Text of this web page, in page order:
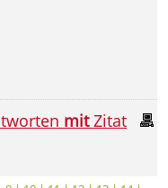
mitZitat